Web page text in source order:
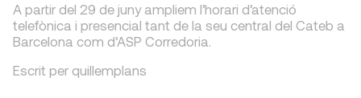
A partir del 29 de juny ampliem l’horari d’atenció
telefònica i presencial tant de la seu central del Cateb a
Barcelona com d’ASP Corredoria.
Escrit per quillemplans